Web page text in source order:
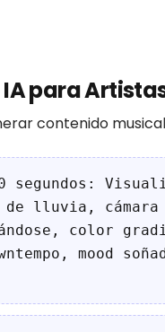
para
contenido
lluvia, cámara
color
mood